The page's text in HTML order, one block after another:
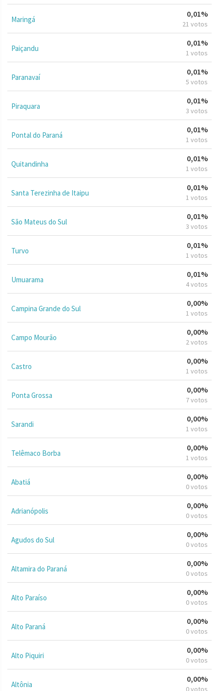
Maringá
0,01%
21 votos
Paiçandu
0,01%
1 votos
Paranavaí
0,01%
5 votos
Piraquara
0,01%
3 votos
Pontal do Paraná
0,01%
1 votos
Quitandinha
0,01%
1 votos
Santa Terezinha de Itaipu
0,01%
1 votos
São Mateus do Sul
0,01%
3 votos
Turvo
0,01%
1 votos
Umuarama
0,01%
4 votos
Campina Grande do Sul
0,00%
1 votos
Campo Mourão
0,00%
2 votos
Castro
0,00%
1 votos
Ponta Grossa
0,00%
7 votos
Sarandi
0,00%
1 votos
Telêmaco Borba
0,00%
1 votos
Abatiá
0,00%
0 votos
Adrianópolis
0,00%
0 votos
Agudos do Sul
0,00%
0 votos
Altamira do Paraná
0,00%
0 votos
Alto Paraíso
0,00%
0 votos
Alto Paraná
0,00%
0 votos
Alto Piquiri
0,00%
0 votos
Altônia
0,00%
0 votos